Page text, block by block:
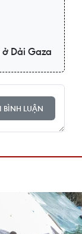
Dải Gaza
BÌNH LUẬN